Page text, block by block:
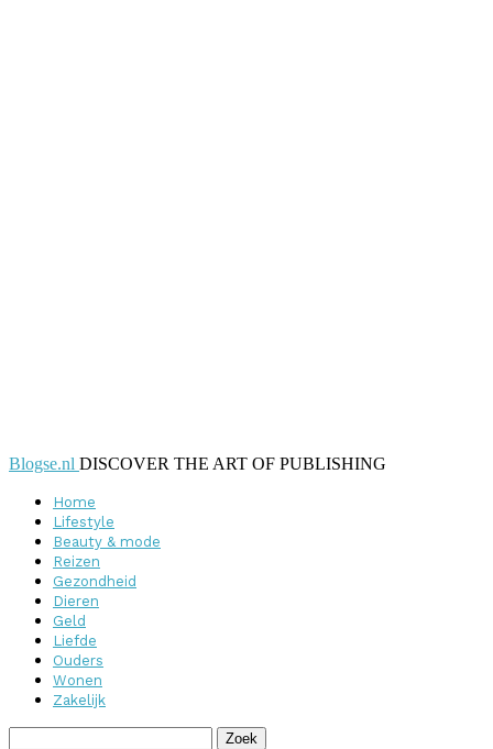
Blogse.nl DISCOVER THE ART OF PUBLISHING
Home
Lifestyle
Beauty & mode
Reizen
Gezondheid
Dieren
Geld
Liefde
Ouders
Wonen
Zakelijk